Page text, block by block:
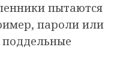
пытаются
пароли или
поддельные